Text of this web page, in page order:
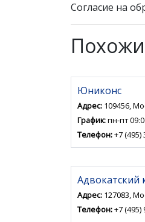
Согласие на
Юниконс
Адрес: 109456,
График:пн-пт
Телефон:+7 (495)
Адвокатский
Адрес: 127083,
Телефон:+7 (495)